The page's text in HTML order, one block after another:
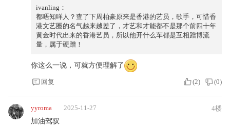
ivanling：
都唔知咩人？查了下周柏豪原来是香港的艺员，歌手，可惜香
港文艺圈的名气越来越差了，才艺和才能都不是那个前四十年
黄金时代出来的香港艺员，所以他开什么车都是互相蹭博流
量，属于硬蹭！
你这么一说，可就方便理解了
回复 (2) (0)
yyroma 2025-11-27
4楼
加油驾驭